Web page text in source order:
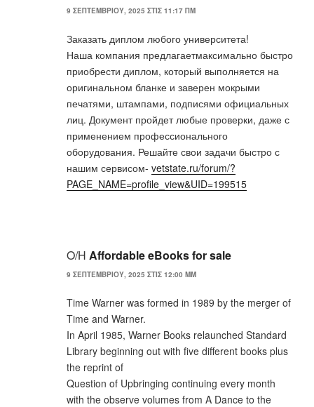
9 ΣΕΠΤΕΜΒΡΊΟΥ, 2025 ΣΤΙΣ 11:17 ΠΜ
Заказать диплом любого университета!
Наша компания предлагаетмаксимально быстро
приобрести диплом, который выполняется на
оригинальном бланке и заверен мокрыми
печатями, штампами, подписями официальных
лиц. Документ пройдет любые проверки, даже с
применением профессионального
оборудования. Решайте свои задачи быстро с
нашим сервисом- vetstate.ru/forum/?
PAGE_NAME=profile_view&UID=199515
Ο/Η Affordable eBooks for sale
9 ΣΕΠΤΕΜΒΡΊΟΥ, 2025 ΣΤΙΣ 12:00 ΜΜ
Time Warner was formed in 1989 by the merger of
Time and Warner.
In April 1985, Warner Books relaunched Standard
Library beginning out with five different books plus
the reprint of
Question of Upbringing continuing every month
with the observe volumes from A Dance to the